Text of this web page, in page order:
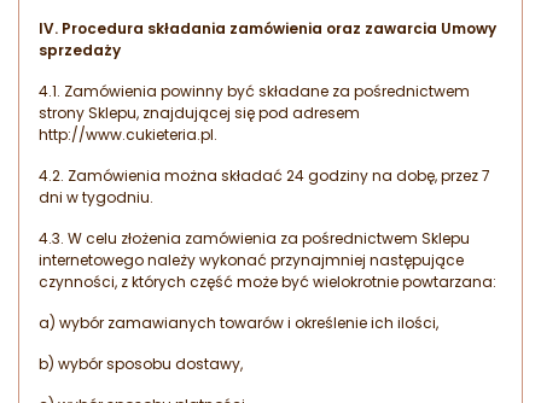
IV. Procedura składania zamówienia oraz zawarcia Umowy
sprzedaży
4.1. Zamówienia powinny być składane za pośrednictwem
strony Sklepu, znajdującej się pod adresem
http://www.cukieteria.pl.
4.2. Zamówienia można składać 24 godziny na dobę, przez 7
dni w tygodniu.
4.3. W celu złożenia zamówienia za pośrednictwem Sklepu
internetowego należy wykonać przynajmniej następujące
czynności, z których część może być wielokrotnie powtarzana:
a) wybór zamawianych towarów i określenie ich ilości,
b) wybór sposobu dostawy,